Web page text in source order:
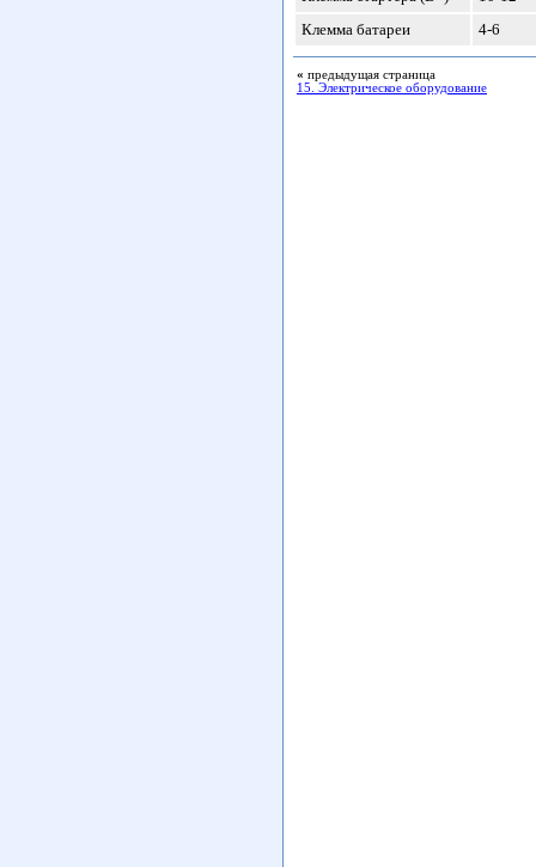
Клемма батареи
4-6
« предыдущая страница
15. Электрическое оборудование